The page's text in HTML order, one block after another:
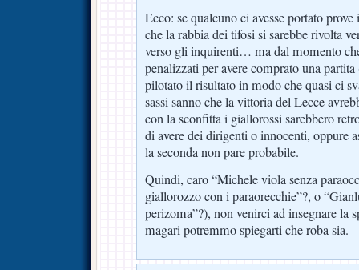
Ecco: se qualcuno ci avesse portato
che la rabbia dei tifosi si sarebbe rivolta
verso gli inquirenti… ma dal momento
penalizzati per avere comprato una
pilotato il risultato in modo che quasi ci
sassi sanno che la vittoria del Lecce
con la sconfitta i giallorossi sarebbero
di avere dei dirigenti o innocenti, oppure
la seconda non pare probabile.
Quindi, caro “Michele viola senza
giallorozzo con i paraorecchie”?, o
perizoma”?), non venirci ad insegnare la
magari potremmo spiegarti che roba sia.